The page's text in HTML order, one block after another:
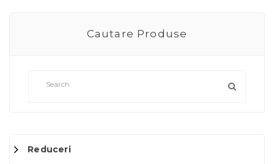
Cautare Produse
Reduceri